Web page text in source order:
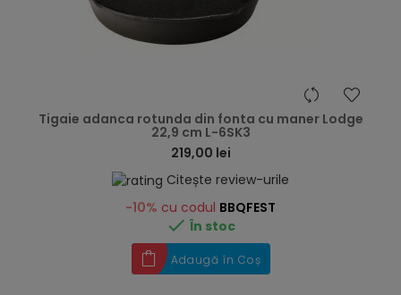
Tigaie adanca rotunda din fonta cu maner Lodge
22,9 cm L-6SK3
219,00 lei
Citește review-urile
-10% cu codul BBQFEST
 În stoc
Adaugă în Coș